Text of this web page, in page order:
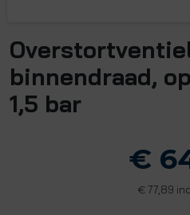
binnendraad,
1,5 bar
€
€77,89